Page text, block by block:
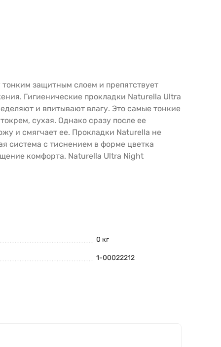
защитным слоем и препятствует
Гигиенические прокладки Naturella Ultra
и впитывают влагу. Это самые тонкие
сухая. Однако сразу после ее
и смягчает ее. Прокладки Naturella не
система с тиснением в форме цветка
комфорта. Naturella Ultra Night
0 кг
1-00022212